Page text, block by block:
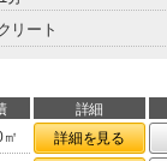
リート
詳細
㎡ 詳細を見る